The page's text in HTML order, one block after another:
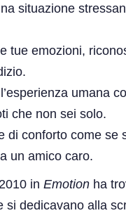
situazione
tue emozioni,
umana
che non sei solo.
di conforto come se
un amico caro.
in Emotion ha
si dedicavano alla